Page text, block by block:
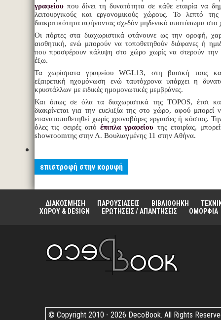
γραφείου που δίνει τη δυνατότητα σε κάθε εταιρία να
λειτουργικούς και εργονομικούς χώρους. Το λεπτό
διακριτικότητα αφήνοντας σχεδόν μηδενικό αποτύπωμα στο
Οι πόρτες στα διαχωριστικά φτάνουνε ως την οροφή,
αισθητική, ενώ μπορούν να τοποθετηθούν διάφανες ή
που προσφέρουν κάλυψη στο χώρο χωρίς να στερούν την
έξω.
Τα χωρίσματα γραφείου WGL13, στη βασική τους
εξαιρετική ηχομόνωση ενώ ταυτόχρονα υπάρχει η
κρυστάλλων με ειδικές ημομονωτικές μεμβράνες.
Και όπως σε όλα τα διαχωριστικά της TOPOS, έτσι
διακρίνεται για την ευελιξία της στο χώρο, αφού μπορεί
επανατοποθετηθεί χωρίς χρονοβόρες εργασίες ή κόστος.
όλες τις σειρές από έπιπλα γραφείου της εταιρίας,
showroomτης στην Λ. Βουλιαγμένης 11 στην Αθήνα.
επιστροφή στην κορυφή
ΔΙΑΚΟΣΜΗΣΗ ΠΑΡΟΥΣΙΑΣΕΙΣ ΒΙΒΛΙΟΘΗΚΗ
ΧΩΡΟΥ & DESIGN
ΕΡΩΤΗΣΕΙΣ / ΑΠΑΝΤΗΣΕΙΣ ΟΜΟΡΦΙΑ
© Copyright 2010 - 2026 DecoBook. All Rights